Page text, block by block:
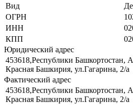
Вид
ОГРН
ИНН
КПП
Юридический адрес
453618,Республики Башкортостан,
Красная Башкирия, ул.Гагарина, 2/а
Фактический адрес
453618,Республики Башкортостан,
Красная Башкирия, ул.Гагарина, 2/а